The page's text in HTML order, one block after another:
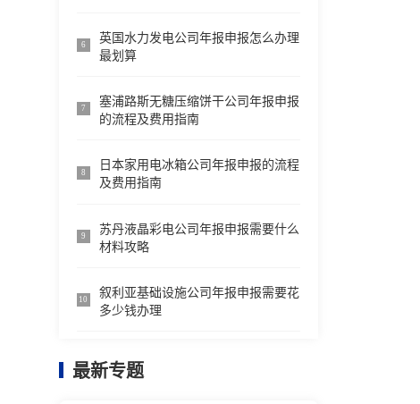
6
英国水力发电公司年报申报怎么办理
最划算
7
塞浦路斯无糖压缩饼干公司年报申报
的流程及费用指南
8
日本家用电冰箱公司年报申报的流程
及费用指南
9
苏丹液晶彩电公司年报申报需要什么
材料攻略
10
叙利亚基础设施公司年报申报需要花
多少钱办理
最新专题